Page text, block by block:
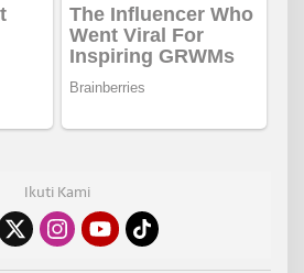
Ikuti Kami